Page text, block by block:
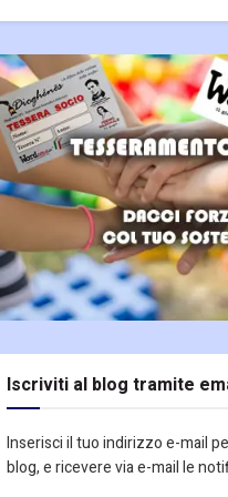
Iscriviti al blog tramite
Inserisci il tuo indirizzo e-mail
blog, e ricevere via e-mail le